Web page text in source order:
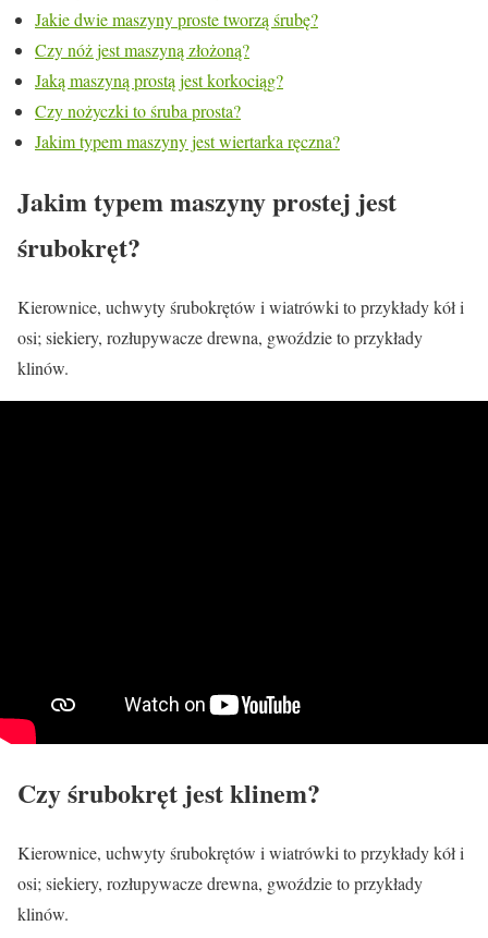
Jakie dwie maszyny proste tworzą śrubę?
Czy nóż jest maszyną złożoną?
Jaką maszyną prostą jest korkociąg?
Czy nożyczki to śruba prosta?
Jakim typem maszyny jest wiertarka ręczna?
Jakim typem maszyny prostej jest
śrubokręt?
Kierownice, uchwyty śrubokrętów i wiatrówki to przykłady kół i
osi; siekiery, rozłupywacze drewna, gwoździe to przykłady
klinów.
Czy śrubokręt jest klinem?
Kierownice, uchwyty śrubokrętów i wiatrówki to przykłady kół i
osi; siekiery, rozłupywacze drewna, gwoździe to przykłady
klinów.